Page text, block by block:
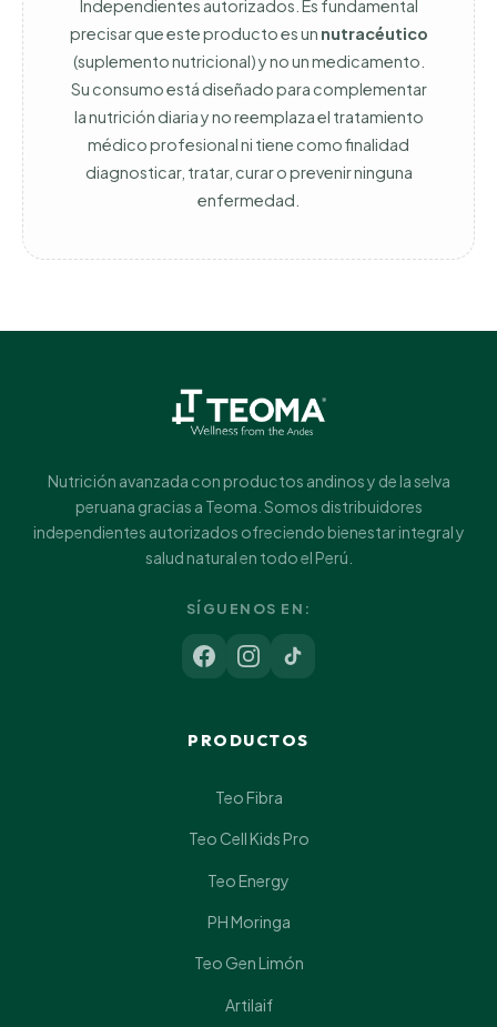
Independientes autorizados. Es fundamental
precisar que este producto es un nutracéutico
(suplemento nutricional) y no un medicamento.
Su consumo está diseñado para complementar
la nutrición diaria y no reemplaza el tratamiento
médico profesional ni tiene como finalidad
diagnosticar, tratar, curar o prevenir ninguna
enfermedad.
Nutrición avanzada con productos andinos y de la selva
peruana gracias a Teoma. Somos distribuidores
independientes autorizados ofreciendo bienestar integral y
salud natural en todo el Perú.
SÍGUENOS EN:
PRODUCTOS
Teo Fibra
Teo Cell Kids Pro
Teo Energy
PH Moringa
Teo Gen Limón
Artilaif